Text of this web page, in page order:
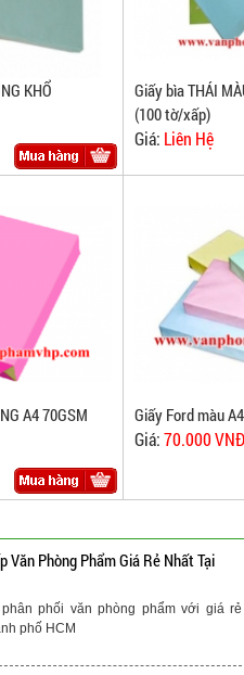
KHỔ
Giấy bìa THÁI
(100 tờ/xấp)
Giá: Liên Hệ
A4 70GSM Giấy Ford màu
Giá:70.000 VNĐ
Văn Phòng Phẩm Giá Rẻ Nhất Tại
phối văn phòng phẩm với giá rẻ
phố HCM